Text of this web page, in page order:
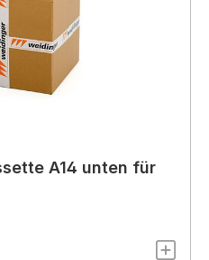
A14 unten für